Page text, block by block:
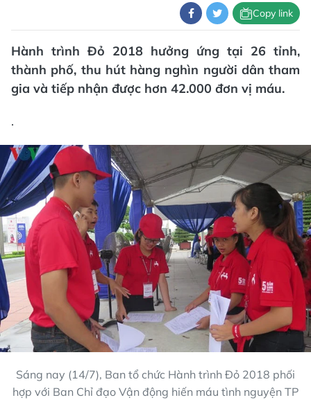
Copy link
Hành trình Đỏ 2018 hưởng ứng tại 26 tỉnh,
thành phố, thu hút hàng nghìn người dân tham
gia và tiếp nhận được hơn 42.000 đơn vị máu.
.
Sáng nay (14/7), Ban tổ chức Hành trình Đỏ 2018 phối
hợp với Ban Chỉ đạo Vận động hiến máu tình nguyện TP